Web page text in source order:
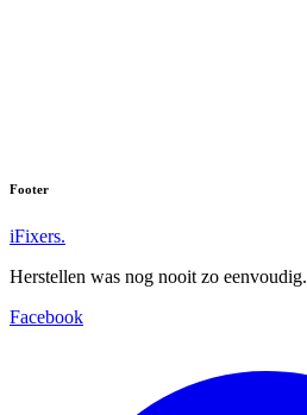
Footer
iFixers.
Herstellen was nog nooit zo eenvoudig.
Facebook